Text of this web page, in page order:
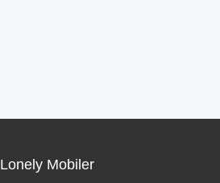
Lonely Mobiler